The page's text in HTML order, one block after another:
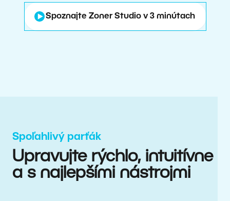
Spoznajte Zoner Studio v 3 minútach
Spoľahlivý parťák
Upravujte rýchlo, intuitívne
a s najlepšími nástrojmi